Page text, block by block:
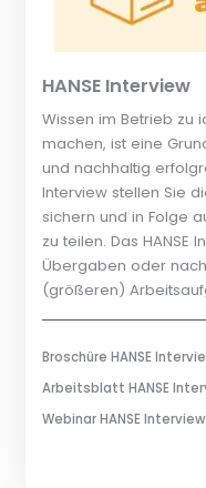
HANSE Interview
Wissen im Betrieb zu
machen, ist eine
und nachhaltig
Interview stellen Sie
sichern und in Folge
zu teilen. Das HANSE
Übergaben oder
(größeren)
Broschüre HANSE
Arbeitsblatt HANSE
Webinar HANSE Interview